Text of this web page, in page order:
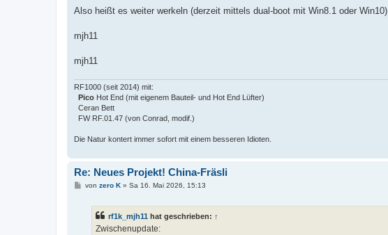
Also heißt es weiter werkeln (derzeit mittels dual-boot mit Win8.1 oder Win10),
mjh11
mjh11
RF1000 (seit 2014) mit:
Pico Hot End (mit eigenem Bauteil- und Hot End Lüfter)
Ceran Bett
FW RF.01.47 (von Conrad, modif.)
Die Natur kontert immer sofort mit einem besseren Idioten.
Re: Neues Projekt! China-Fräsli
Bvon zero K» Sa 16. Mai 2026, 15:13
rf1k_mjh11 hat geschrieben: ↑
Zwischenupdate: